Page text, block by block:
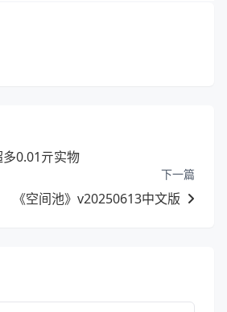
0.01亓实物
下一篇
《空间池》v20250613中文版